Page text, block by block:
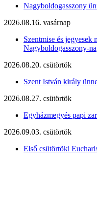
Nagyboldogasszony
2026.08.16. vasárnap
Szentmise és jegyesek
Nagyboldogasszony-
2026.08.20. csütörtök
Szent István király
2026.08.27. csütörtök
Egyházmegyés papi
2026.09.03. csütörtök
Első csütörtöki